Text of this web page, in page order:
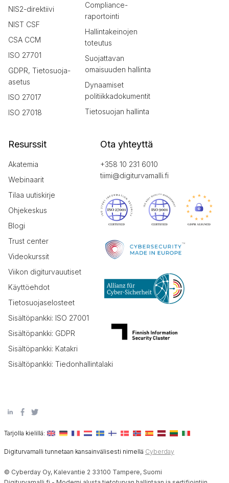
NIS2-direktiivi
NIST CSF
CSA CCM
ISO 27701
GDPR, Tietosuoja-
asetus
ISO 27017
ISO 27018
Compliance-
raportointi
Hallintakeinojen
toteutus
Suojattavan
omaisuuden hallinta
Dynaamiset
politiikkadokumentit
Tietosuojan hallinta
Resurssit
Akatemia
Webinaarit
Tilaa uutiskirje
Ohjekeskus
Blogi
Trust center
Videokurssit
Viikon digiturvauutiset
Käyttöehdot
Tietosuojaselosteet
Sisältöpankki: ISO 27001
Sisältöpankki: GDPR
Sisältöpankki: Katakri
Sisältöpankki: Tiedonhallintalaki
Ota yhteyttä
+358 10 231 6010
tiimi@digiturvamalli.fi
Tarjolla kielillä:
Digiturvamalli tunnetaan kansainvälisesti nimellä Cyberday
© Cyberday Oy, Kalevantie 2 33100 Tampere, Suomi